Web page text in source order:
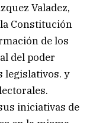
Valadez,
Constitución
de los
del poder
legislativos. y
iniciativas de